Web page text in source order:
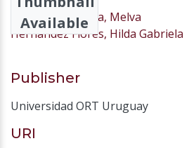
Available
Navarro Sequeira, Melva
Hernández Flores, Hilda Gabriela
Publisher
Universidad ORT Uruguay
URI